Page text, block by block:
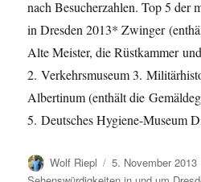
nach Besucherzahlen. Top 5 der
in Dresden 2013* Zwinger
Alte Meister, die Rüstkammer
2. Verkehrsmuseum 3.
Albertinum (enthält die
5. Deutsches Hygiene-Museum
Autor
Wolf Riepl
Veröffentlicht
am
5. November 2013